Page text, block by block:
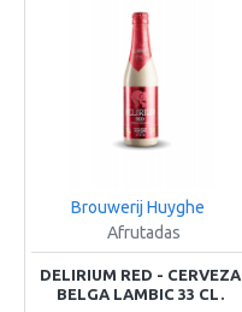
Brouwerij Huyghe
Afrutadas
DELIRIUM RED - CERVEZA
BELGA LAMBIC 33 CL.